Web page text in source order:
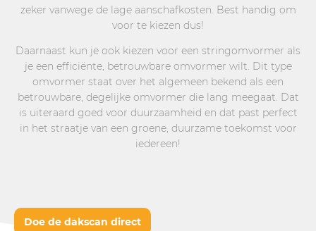
zeker vanwege de lage aanschafkosten. Best handig om
voor te kiezen dus!
Daarnaast kun je ook kiezen voor een stringomvormer als
je een efficiënte, betrouwbare omvormer wilt. Dit type
omvormer staat over het algemeen bekend als een
betrouwbare, degelijke omvormer die lang meegaat. Dat
is uiteraard goed voor duurzaamheid en dat past perfect
in het straatje van een groene, duurzame toekomst voor
iedereen!
Doe de dakscan direct